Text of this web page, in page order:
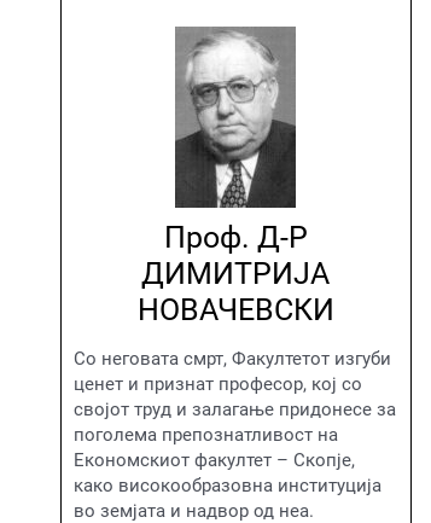
Проф. Д-Р
ДИМИТРИЈА
НОВАЧЕВСКИ
Со неговата смрт, Факултетот изгуби
ценет и признат професор, кој со
својот труд и залагање придонесе за
поголема препознатливост на
Економскиот факултет – Скопје,
како високообразовна институција
во земјата и надвор од неа.